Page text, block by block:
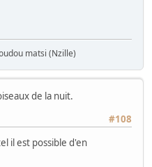
matsi (Nzille)
de la nuit.
#108
il est possible d'en